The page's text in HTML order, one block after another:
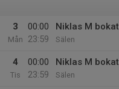
3
Mån
00:00
23:59
Niklas M bokat
Sälen
4
Tis
00:00
23:59
Niklas M bokat
Sälen